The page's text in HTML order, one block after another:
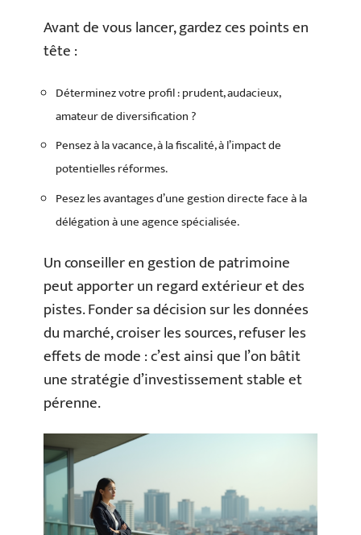
Avant de vous lancer, gardez ces points en
tête :
Déterminez votre profil : prudent, audacieux,
amateur de diversification ?
Pensez à la vacance, à la fiscalité, à l’impact de
potentielles réformes.
Pesez les avantages d’une gestion directe face à la
délégation à une agence spécialisée.
Un conseiller en gestion de patrimoine
peut apporter un regard extérieur et des
pistes. Fonder sa décision sur les données
du marché, croiser les sources, refuser les
effets de mode : c’est ainsi que l’on bâtit
une stratégie d’investissement stable et
pérenne.